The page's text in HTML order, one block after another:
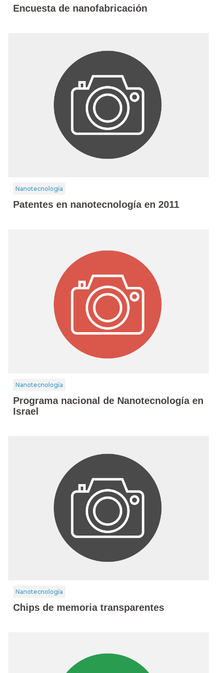
Encuesta de nanofabricación
Nanotecnología
Patentes en nanotecnología en 2011
Nanotecnología
Programa nacional de Nanotecnología en
Israel
Nanotecnología
Chips de memoria transparentes